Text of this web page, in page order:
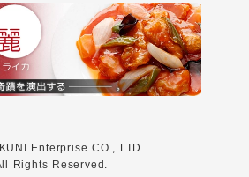
Enterprise CO., LTD.
Rights Reserved.